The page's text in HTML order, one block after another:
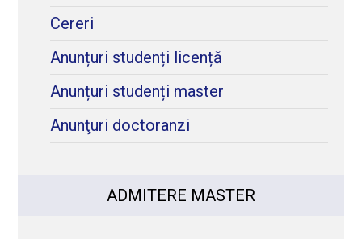
Cereri
Anunțuri studenți licență
Anunțuri studenți master
Anunţuri doctoranzi
ADMITERE MASTER